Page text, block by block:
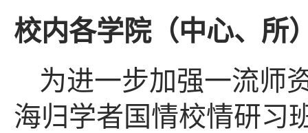
校内各学院（中心、所
为进一步加强一流师
海归学者国情校情研习